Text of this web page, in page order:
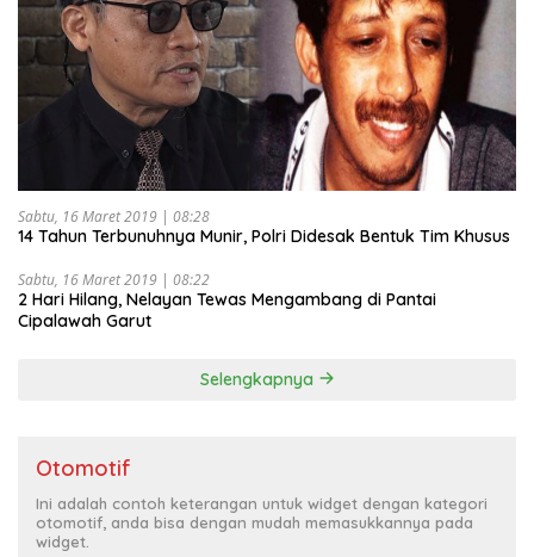
Sabtu, 16 Maret 2019 | 08:28
14 Tahun Terbunuhnya Munir, Polri Didesak Bentuk Tim Khusus
Sabtu, 16 Maret 2019 | 08:22
2 Hari Hilang, Nelayan Tewas Mengambang di Pantai
Cipalawah Garut
Selengkapnya
Otomotif
Ini adalah contoh keterangan untuk widget dengan kategori
otomotif, anda bisa dengan mudah memasukkannya pada
widget.